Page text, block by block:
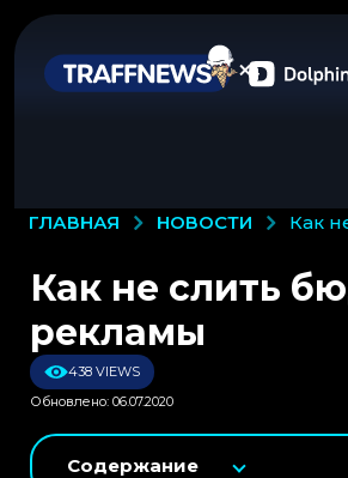
ГЛАВНАЯ НОВОСТИ как
Как не слить
рекламы
438 VIEWS
Обновлено: 06.07.2020
Содержание